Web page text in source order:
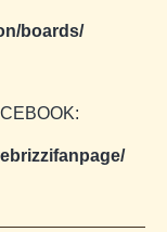
boards/